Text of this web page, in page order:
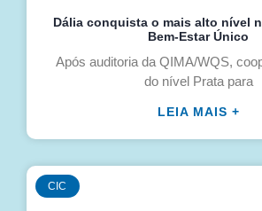
Dália conquista o mais alto nível
Bem-Estar Único
Após auditoria da QIMA/WQS,
do nível Prata para
LEIA MAIS +
CIC